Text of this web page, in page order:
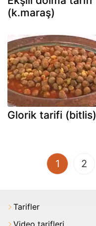
(k.maraş)
Glorik tarifi (bitlis)
1 (current)
2
Tarifler
Video tarifleri